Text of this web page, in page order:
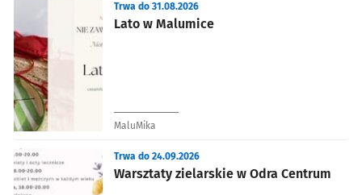
Lato w Malumice
Trwa do 31.08.2026
MaluMika
Warsztaty zielarskie w Odra Centrum
Trwa do 24.09.2026